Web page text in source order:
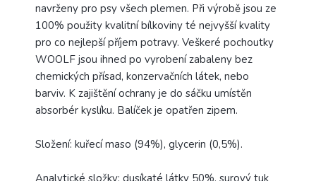
navrženy pro psy všech plemen. Při výrobě jsou ze
100% použity kvalitní bílkoviny té nejvyšší kvality
pro co nejlepší příjem potravy. Veškeré pochoutky
WOOLF jsou ihned po vyrobení zabaleny bez
chemických přísad, konzervačních látek, nebo
barviv. K zajištění ochrany je do sáčku umístěn
absorbér kyslíku. Balíček je opatřen zipem.
Složení: kuřecí maso (94%), glycerin (0,5%).
Analytické složky: dusíkaté látky 50%, surový tuk